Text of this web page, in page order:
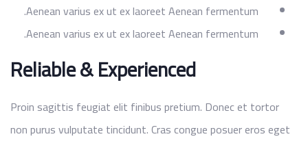
Aenean varius ex ut ex laoreet Aenean fermentum.
Aenean varius ex ut ex laoreet Aenean fermentum.
Reliable & Experienced
Proin sagittis feugiat elit finibus pretium. Donec et tortor
non purus vulputate tincidunt. Cras congue posuer eros eget